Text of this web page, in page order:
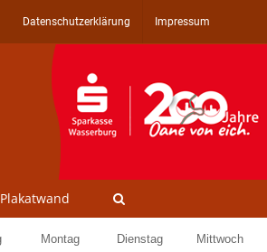
Datenschutzerklärung Impressum
Plakatwand